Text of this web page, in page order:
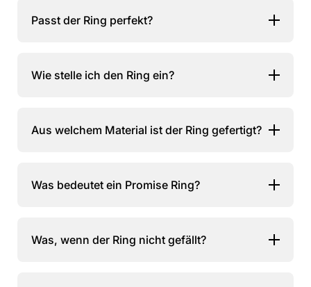
Passt der Ring perfekt?
Wie stelle ich den Ring ein?
Aus welchem Material ist der Ring gefertigt?
Was bedeutet ein Promise Ring?
Was, wenn der Ring nicht gefällt?